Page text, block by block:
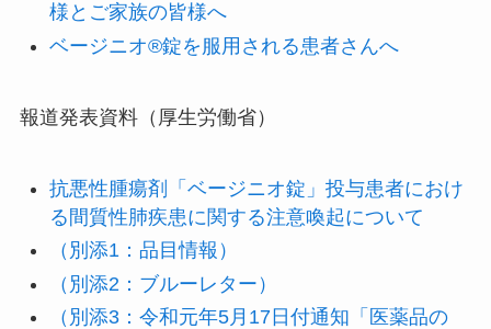
様とご家族の皆様へ
ベージニオ®錠を服用される患者さんへ
報道発表資料（厚生労働省）
抗悪性腫瘍剤「ベージニオ錠」投与患者におけ
る間質性肺疾患に関する注意喚起について
（別添1：品目情報）
（別添2：ブルーレター）
（別添3：令和元年5月17日付通知「医薬品の